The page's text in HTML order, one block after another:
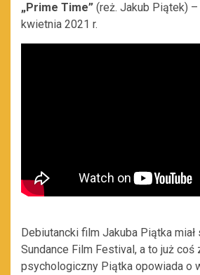
„Prime Time” (reż. Jakub Piątek)
kwietnia 2021 r.
Debiutancki film Jakuba Piątka
Sundance Film Festival, a to już coś
psychologiczny Piątka opowiada o